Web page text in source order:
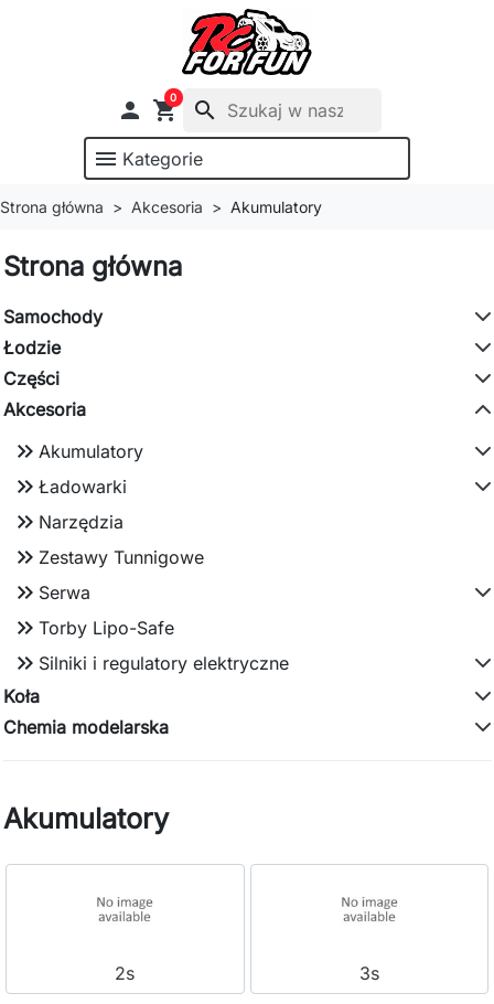
 shopping_cart
0
search
menu Kategorie
Strona główna Akcesoria Akumulatory
Strona główna
Samochody
Łodzie
Części
Akcesoria
keyboard_double_arrow_right Akumulatory
keyboard_double_arrow_right Ładowarki
keyboard_double_arrow_right Narzędzia
keyboard_double_arrow_right Zestawy Tunnigowe
keyboard_double_arrow_right Serwa
keyboard_double_arrow_right Torby Lipo-Safe
keyboard_double_arrow_right Silniki i regulatory elektryczne
Koła
Chemia modelarska
Akumulatory
2s 3s